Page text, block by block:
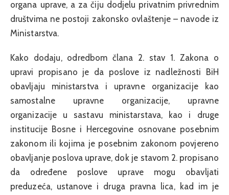
organa uprave, a za čiju dodjelu privatnim privrednim
društvima ne postoji zakonsko ovlaštenje – navode iz
Ministarstva.
Kako dodaju, odredbom člana 2. stav 1. Zakona o
upravi propisano je da poslove iz nadležnosti BiH
obavljaju ministarstva i upravne organizacije kao
samostalne upravne organizacije, upravne
organizacije u sastavu ministarstava, kao i druge
institucije Bosne i Hercegovine osnovane posebnim
zakonom ili kojima je posebnim zakonom povjereno
obavljanje poslova uprave, dok je stavom 2. propisano
da određene poslove uprave mogu obavljati
preduzeća, ustanove i druga pravna lica, kad im je